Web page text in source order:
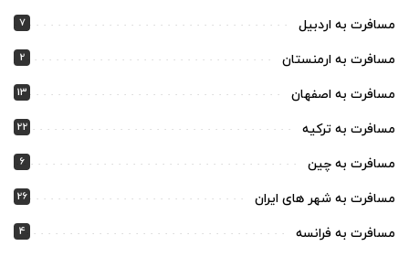
مسافرت به اردبیل 7
مسافرت به ارمنستان 2
مسافرت به اصفهان 13
مسافرت به ترکیه 22
مسافرت به چین 6
مسافرت به شهر های ایران 26
مسافرت به فرانسه 4